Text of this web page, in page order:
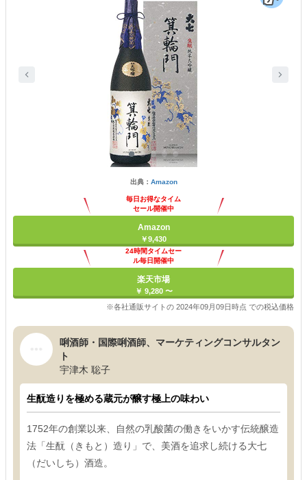
出典： Amazon
毎日お得なタイム
セール開催中
Amazon
￥9,430
24時間タイムセー
ル毎日開催中
楽天市場
￥ 9,280 〜
※各社通販サイトの 2024年09月09日時点 での税込価格
唎酒師・国際唎酒師、マーケティングコンサルタン
ト
宇津木 聡子
生酛造りを極める蔵元が醸す極上の味わい
1752年の創業以来、自然の乳酸菌の働きをいかす伝統醸造
法「生酛（きもと）造り」で、美酒を追求し続ける大七
（だいしち）酒造。